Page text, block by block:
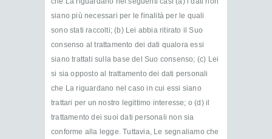
siano più necessari per le finalità per le quali
sono stati raccolti; (b) Lei abbia ritirato il Suo
consenso al trattamento dei dati qualora essi
siano trattati sulla base del Suo consenso; (c) Lei
si sia opposto al trattamento dei dati personali
che La riguardano nel caso in cui essi siano
trattari per un nostro legittimo interesse; o (d) il
trattamento dei suoi dati personali non sia
conforme alla legge. Tuttavia, Le segnaliamo che